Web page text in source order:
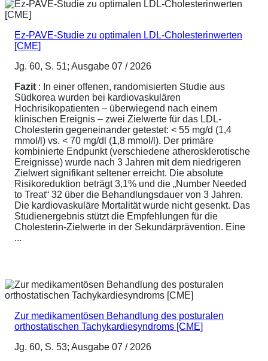
Ez-PAVE-Studie zu optimalen LDL-Cholesterinwerten
[CME]
Jg. 60, S. 51; Ausgabe 07 / 2026
Fazit : In einer offenen, randomisierten Studie aus
Südkorea wurden bei kardiovaskulären
Hochrisikopatienten – überwiegend nach einem
klinischen Ereignis – zwei Zielwerte für das LDL-
Cholesterin gegeneinander getestet: < 55 mg/d (1,4
mmol/l) vs. < 70 mg/dl (1,8 mmol/l). Der primäre
kombinierte Endpunkt (verschiedene atherosklerotische
Ereignisse) wurde nach 3 Jahren mit dem niedrigeren
Zielwert signifikant seltener erreicht. Die absolute
Risikoreduktion beträgt 3,1% und die „Number Needed
to Treat“ 32 über die Behandlungsdauer von 3 Jahren.
Die kardiovaskuläre Mortalität wurde nicht gesenkt. Das
Studienergebnis stützt die Empfehlungen für die
Cholesterin-Zielwerte in der Sekundärprävention. Eine
...
Zur medikamentösen Behandlung des posturalen
orthostatischen Tachykardiesyndroms [CME]
Jg. 60, S. 53; Ausgabe 07 / 2026